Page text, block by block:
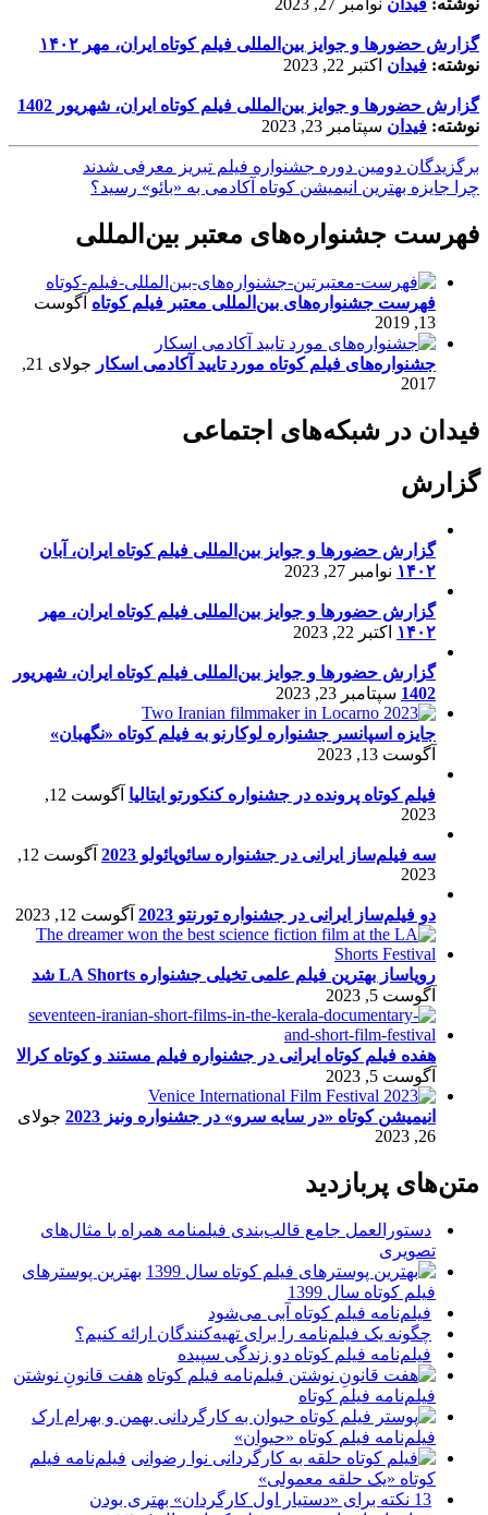
نوشته: فیدان نوامبر 27, 2023
گزارش حضورها و جوایز بین‌المللی فیلم کوتاه ایران، مهر ۱۴۰۲
نوشته: فیدان اکتبر 22, 2023
گزارش حضورها و جوایز بین‌المللی فیلم کوتاه ایران، شهریور 1402
نوشته: فیدان سپتامبر 23, 2023
برگزیدگان دومین دوره جشنواره فیلم تبریز معرفی شدند
چرا جایزه بهترین انیمیشن کوتاه آکادمی به «بائو» رسید؟
فهرست جشنواره‌های معتبر بین‌المللی
فهرست جشنواره‌های بین‌المللی معتبر فیلم کوتاه آگوست
13, 2019
جشنواره‌های فیلم کوتاه مورد تایید آکادمی اسکار
جولای 21,
2017
فیدان در شبکه‌های اجتماعی
گزارش
گزارش حضورها و جوایز بین‌المللی فیلم کوتاه ایران، آبان
۱۴۰۲ نوامبر 27, 2023
گزارش حضورها و جوایز بین‌المللی فیلم کوتاه ایران، مهر
۱۴۰۲ اکتبر 22, 2023
گزارش حضورها و جوایز بین‌المللی فیلم کوتاه ایران، شهریور
1402 سپتامبر 23, 2023
جایزه اسپانسر جشنواره لوکارنو به فیلم کوتاه «نگهبان»
آگوست 13, 2023
فیلم کوتاه پرونده در جشنواره کنکورتو ایتالیا
آگوست 12,
2023
سه فیلم‌ساز ایرانی در جشنواره سائوپائولو 2023
آگوست 12,
2023
دو فیلم‌ساز ایرانی در جشنواره تورنتو 2023 آگوست 12, 2023
رویاساز بهترین فیلم علمی تخیلی جشنواره LA Shorts شد
آگوست 5, 2023
هفده فیلم کوتاه ایرانی در جشنواره فیلم مستند و کوتاه کرالا
آگوست 5, 2023
انیمیشن کوتاه «در سایه سرو» در جشنواره ونیز 2023
جولای
26, 2023
متن‌های پربازدید
دستورالعمل جامع قالب‌بندی فیلمنامه همراه با مثال‌های
تصویری
بهترین پوسترهای
فیلم کوتاه سال 1399
فیلم‌نامه فیلم کوتاه آبی می‌شود
چگونه یک فیلم‌نامه را برای تهیه‌کنندگان ارائه کنیم؟
فیلم‌نامه فیلم کوتاه دو زندگی سپیده
هفت قانونِ نوشتن
فیلم‌نامه فیلم کوتاه
فیلم‌نامه فیلم کوتاه «حیوان»
فیلم‌نامه فیلم
کوتاه «یک حلقه معمولی»
13 نکته برای «دستیار اول کارگردان» بهتری بودن